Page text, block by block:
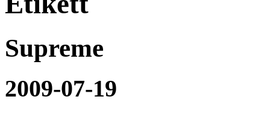
Supreme
2009-07-19